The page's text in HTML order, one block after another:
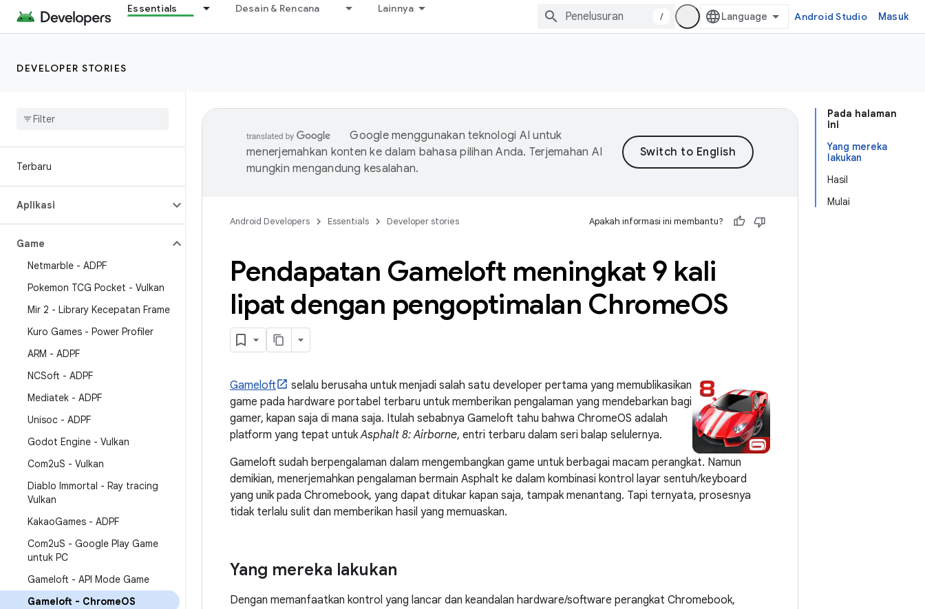
Essentials Desain & Rencana Lainnya
/ Android Studio Masuk
DEVELOPER STORIES
Terbaru
Aplikasi
Game
Netmarble - ADPF
Pokemon TCG Pocket - Vulkan
Mir 2 - Library Kecepatan Frame
Kuro Games - Power Profiler
ARM - ADPF
NCSoft - ADPF
Mediatek - ADPF
Unisoc - ADPF
Godot Engine - Vulkan
Com2uS - Vulkan
Diablo Immortal - Ray tracing
Vulkan
KakaoGames - ADPF
Com2uS - Google Play Game
untuk PC
Gameloft - API Mode Game
Gameloft - ChromeOS
Pada halaman
ini
Yang mereka
lakukan
Hasil
Mulai
Google menggunakan teknologi AI untuk
menerjemahkan konten ke dalam bahasa pilihan Anda. Terjemahan AI
mungkin mengandung kesalahan.
Android Developers Essentials Developer stories Apakah informasi ini membantu?
Pendapatan Gameloft meningkat 9 kali
lipat dengan pengoptimalan ChromeOS
Gameloft
selalu berusaha untuk menjadi salah satu developer pertama yang memublikasikan
game pada hardware portabel terbaru untuk memberikan pengalaman yang mendebarkan bagi
gamer, kapan saja di mana saja. Itulah sebabnya Gameloft tahu bahwa ChromeOS adalah
platform yang tepat untukAsphalt 8: Airborne, entri terbaru dalam seri balap selulernya.
Gameloft sudah berpengalaman dalam mengembangkan game untuk berbagai macam perangkat. Namun
demikian, menerjemahkan pengalaman bermain Asphalt ke dalam kombinasi kontrol layar sentuh/keyboard
yang unik pada Chromebook, yang dapat ditukar kapan saja, tampak menantang. Tapi ternyata, prosesnya
tidak terlalu sulit dan memberikan hasil yang memuaskan.
Yang mereka lakukan
Dengan memanfaatkan kontrol yang lancar dan keandalan hardware/software perangkat Chromebook,